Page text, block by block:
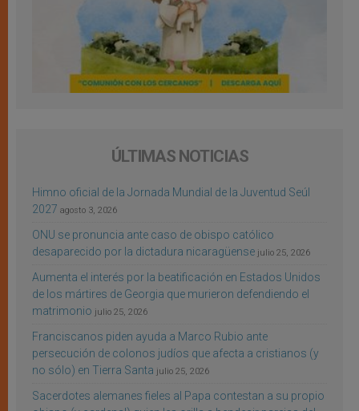
ÚLTIMAS NOTICIAS
Himno oficial de la Jornada Mundial de la Juventud Seúl
2027 agosto 3, 2026
ONU se pronuncia ante caso de obispo católico
desaparecido por la dictadura nicaragüense julio 25, 2026
Aumenta el interés por la beatificación en Estados Unidos
de los mártires de Georgia que murieron defendiendo el
matrimonio julio 25, 2026
Franciscanos piden ayuda a Marco Rubio ante
persecución de colonos judíos que afecta a cristianos (y
no sólo) en Tierra Santa julio 25, 2026
Sacerdotes alemanes fieles al Papa contestan a su propio